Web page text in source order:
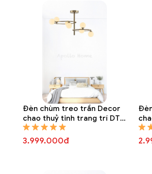
Đèn chùm treo trần Decor
chao thuỷ tinh trang trí DTT
8310A
3.999.000đ